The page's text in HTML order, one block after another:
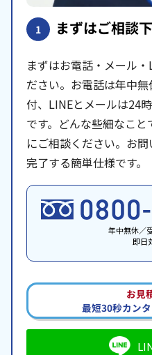
1 まずはご相談下
まずはお電話・メール
ださい。お電話は年中
付、LINEとメールは24
です。どんな些細なこ
にご相談ください。お
完了する簡単仕様です。
年中無休／
即日
お見
最短30秒カン